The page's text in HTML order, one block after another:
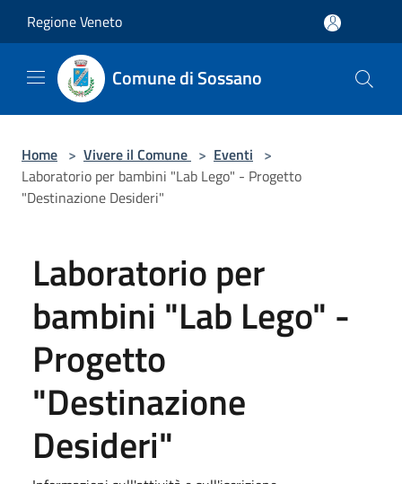
Regione Veneto
Comune di Sossano
Home > Vivere il Comune > Eventi >
Laboratorio per bambini "Lab Lego" - Progetto
"Destinazione Desideri"
Laboratorio per
bambini "Lab Lego" -
Progetto
"Destinazione
Desideri"